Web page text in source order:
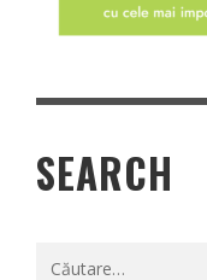
SEARCH
Caută